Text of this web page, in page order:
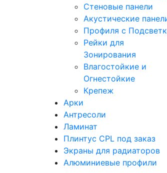
Стеновые панели
Акустические
Профиля с
Рейки для
Зонирования
Влагостойкие и
Огнестойкие
Крепеж
Арки
Антресоли
Ламинат
Плинтус CPL под заказ
Экраны для радиаторов
Алюминиевые профили